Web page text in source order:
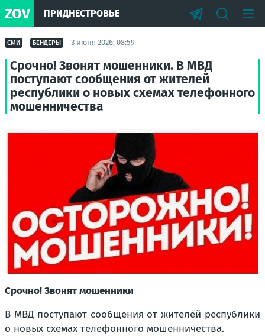
ZOV ПРИДНЕСТРОВЬЕ
СМИ БЕНДЕРЫ 3 июня 2026, 08:59
Срочно! Звонят мошенники. В МВД
поступают сообщения от жителей
республики о новых схемах телефонного
мошенничества
Срочно! Звонят мошенники
В МВД поступают сообщения от жителей республики
о новых схемах телефонного мошенничества.